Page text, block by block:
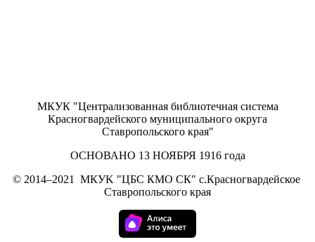
МКУК "Централизованная библиотечная система
Красногвардейского муниципального округа
Ставропольского края"
ОСНОВАНО 13 НОЯБРЯ 1916 года
© 2014–2021
МКУK "ЦБС КМО СК" с.Красногвардейское
Ставропольского края